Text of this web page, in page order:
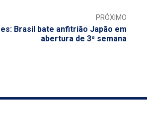
PRÓXIMO
Brasil bate anfitrião Japão em
abertura de 3ª semana